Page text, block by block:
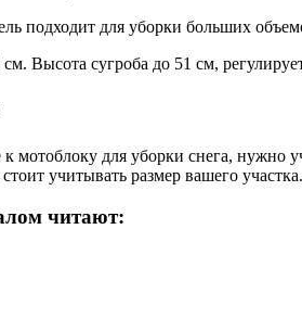
подходит для уборки больших
Высота сугроба до 51 см,
мотоблоку для уборки снега, нужно
учитывать размер вашего участка.
читают: